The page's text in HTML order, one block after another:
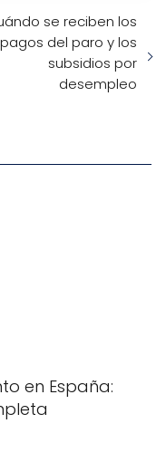
se reciben los
pagos del paro y los
subsidios por
desempleo
en España: